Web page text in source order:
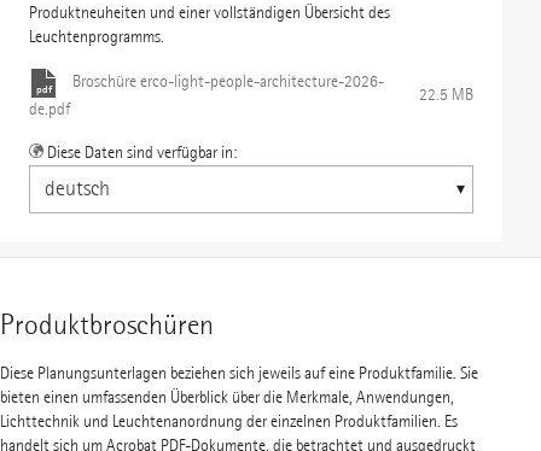
Produktneuheiten und einer vollständigen Übersicht des
Leuchtenprogramms.
Broschüreerco-light-people-architecture-2026-
de.pdf
22.5 MB
Diese Daten sind verfügbar in:
Produktbroschüren
Diese Planungsunterlagen beziehen sich jeweils auf eine Produktfamilie. Sie
bieten einen umfassenden Überblick über die Merkmale, Anwendungen,
Lichttechnik und Leuchtenanordnung der einzelnen Produktfamilien. Es
handelt sich um Acrobat PDF-Dokumente, die betrachtet und ausgedruckt